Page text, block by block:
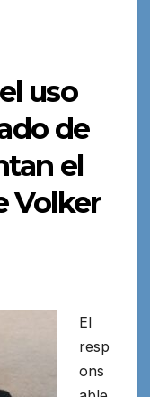
uso
de
el
Volker
El
resp
ons